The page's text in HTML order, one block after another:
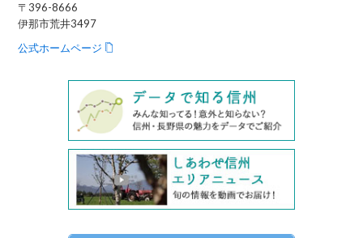
〒396-8666
伊那市荒井3497
公式ホームページ